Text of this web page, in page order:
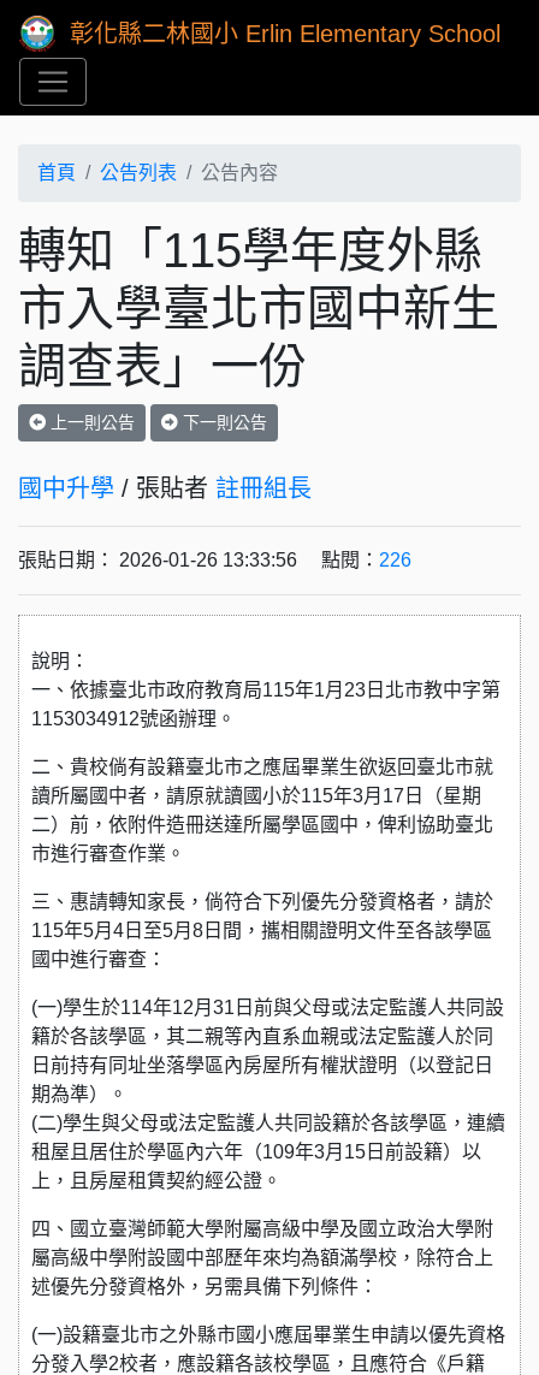
彰化縣二林國小 Erlin Elementary School
首頁 公告列表 公告內容
轉知「115學年度外縣
市入學臺北市國中新生
調查表」一份
上一則公告 下一則公告
國中升學 / 張貼者 註冊組長
張貼日期： 2026-01-26 13:33:56 點閱： 226
說明：
一、依據臺北市政府教育局115年1月23日北市教中字第
1153034912號函辦理。
二、貴校倘有設籍臺北市之應屆畢業生欲返回臺北市就
讀所屬國中者，請原就讀國小於115年3月17日（星期
二）前，依附件造冊送達所屬學區國中，俾利協助臺北
市進行審查作業。
三、惠請轉知家長，倘符合下列優先分發資格者，請於
115年5月4日至5月8日間，攜相關證明文件至各該學區
國中進行審查：
(一)學生於114年12月31日前與父母或法定監護人共同設
籍於各該學區，其二親等內直系血親或法定監護人於同
日前持有同址坐落學區內房屋所有權狀證明（以登記日
期為準）。
(二)學生與父母或法定監護人共同設籍於各該學區，連續
租屋且居住於學區內六年（109年3月15日前設籍）以
上，且房屋租賃契約經公證。
四、國立臺灣師範大學附屬高級中學及國立政治大學附
屬高級中學附設國中部歷年來均為額滿學校，除符合上
述優先分發資格外，另需具備下列條件：
(一)設籍臺北市之外縣市國小應屆畢業生申請以優先資格
分發入學2校者，應設籍各該校學區，且應符合《戶籍